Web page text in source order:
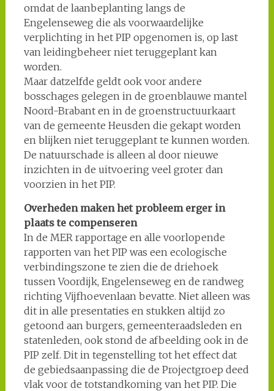
omdat de laanbeplanting langs de
Engelenseweg die als voorwaardelijke
verplichting in het PIP opgenomen is, op last
van leidingbeheer niet teruggeplant kan
worden.
Maar datzelfde geldt ook voor andere
bosschages gelegen in de groenblauwe mantel
Noord-Brabant en in de groenstructuurkaart
van de gemeente Heusden die gekapt worden
en blijken niet teruggeplant te kunnen worden.
De natuurschade is alleen al door nieuwe
inzichten in de uitvoering veel groter dan
voorzien in het PIP.
Overheden maken het probleem erger in
plaats te compenseren
In de MER rapportage en alle voorlopende
rapporten van het PIP was een ecologische
verbindingszone te zien die de driehoek
tussen Voordijk, Engelenseweg en de randweg
richting Vijfhoevenlaan bevatte. Niet alleen was
dit in alle presentaties en stukken altijd zo
getoond aan burgers, gemeenteraadsleden en
statenleden, ook stond de afbeelding ook in de
PIP zelf. Dit in tegenstelling tot het effect dat
de gebiedsaanpassing die de Projectgroep deed
vlak voor de totstandkoming van het PIP. Die